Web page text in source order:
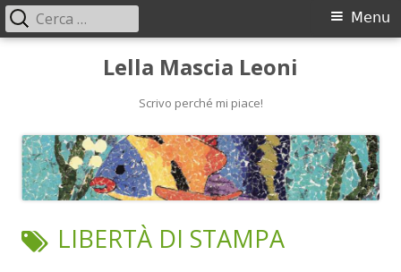
Lella Mascia Leoni
Scrivo perché mi piace!
Menu
principale
Menu
Ricerca
per:
TAG:
LIBERTÀ DI STAMPA